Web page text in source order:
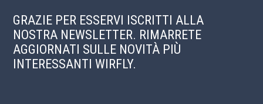
GRAZIE PER ESSERVI ISCRITTI ALLA
NOSTRA NEWSLETTER. RIMARRETE
AGGIORNATI SULLE NOVITÀ PIÙ
INTERESSANTI WIRFLY.